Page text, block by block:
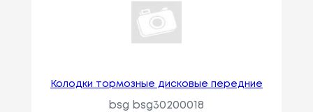
Колодки тормозные дисковые передние
bsg bsg30200018